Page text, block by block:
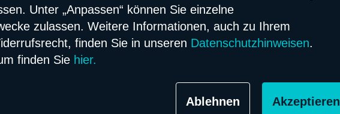
und verwalteter Kubernetes-Service
Infrastruktur
relationale Datenbank im Flex Modell
relationale Datenbank im Flex Modell
Unter „Anpassen“ können Sie einzelne
zulassen. Weitere Informationen, auch zu Ihrem
finden Sie in unseren Datenschutzhinweisen.
finden Sie hier.
Ablehnen Akzeptieren